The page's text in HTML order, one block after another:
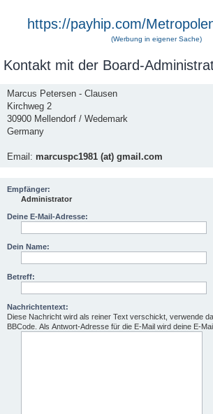
https://payhip.com/
(Werbung in eigener Sache)
Kontakt mit der Board-
Marcus Petersen - Clausen
Kirchweg 2
30900 Mellendorf / Wedemark
Germany
Email: marcuspc1981 (at) gmail.com
Empfänger:
Administrator
Deine E-Mail-Adresse:
Dein Name:
Betreff:
Nachrichtentext:
Diese Nachricht wird als reiner Text verschickt, verwende
BBCode. Als Antwort-Adresse für die E-Mail wird deine E-